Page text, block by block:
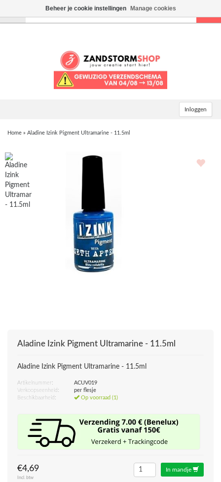
Inloggen
Home » Aladine Izink Pigment Ultramarine - 11.5ml
Aladine Izink Pigment Ultramarine - 11.5ml
Aladine Izink Pigment Ultramarine - 11.5ml
Artikelnummer:
ACUV019
Verkoopseenheid:
per flesje
Beschikbaarheid:
Op voorraad (1)
€4,69
Incl. btw
In mandje
Beheer je cookie instellingen Manage cookies